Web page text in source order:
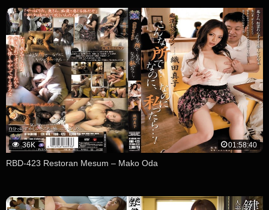
36K 01:58:40
RBD-423 Restoran Mesum – Mako Oda